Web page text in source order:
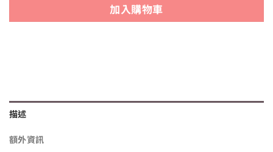
加入購物車
描述
額外資訊